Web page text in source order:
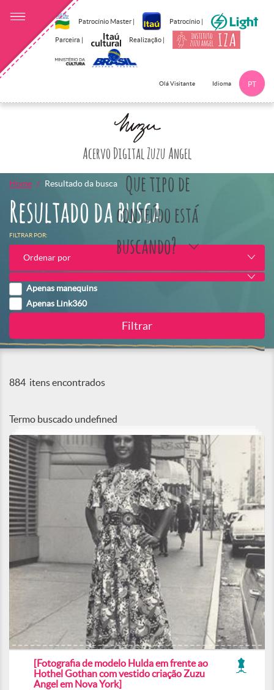
Patrocínio Master | Patrocínio |
Parceira | Realização |
Olá Visitante Idioma PT
Acervo Digital Zuzu Angel
Que tipo de
conteúdo está
buscando?
Home Resultado da busca
Resultado da busca
FILTRAR POR:
Ordenar por
Apenas manequins
Apenas Link360
884 itens encontrados
Termo buscado undefined
[Fotografia de modelo Hulda em frente ao
Hothel Gothan com vestido criação Zuzu
Angel em Nova York]